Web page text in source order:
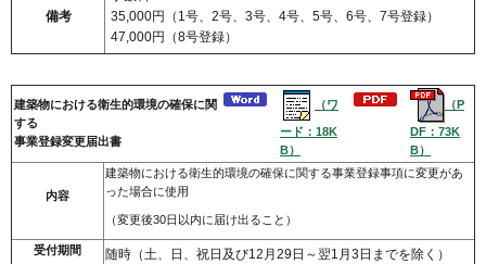
備考
35,000円（1号、2号、3号、4号、5号、6号、7号登録）
47,000円（8号登録）
建築物における衛生的環境の確保に関
する
事業登録変更届出書
（ワ
ード：18K
B）
（P
DF：73K
B）
内容
建築物における衛生的環境の確保に関する事業登録事項に変更があ
った場合に使用
（変更後30日以内に届け出ること）
受付期間 随時（土、日、祝日及び12月29日～翌1月3日までを除く）